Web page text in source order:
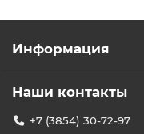
Информация
Наши контакты
+7 (3854) 30-72-97